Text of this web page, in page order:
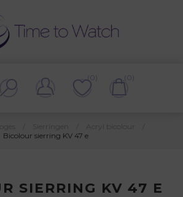
(0) (0)
Bicolour sierring KV 47 e
SIERRING KV 47 E